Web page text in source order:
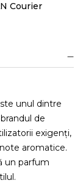
Courier
unul dintre
de
exigenți,
aromatice.
un parfum